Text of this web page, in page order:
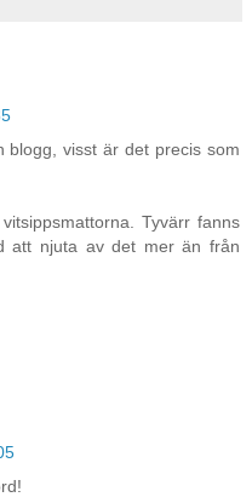
blogg, visst är det precis som
Tyvärr fanns
att njuta av det mer än från